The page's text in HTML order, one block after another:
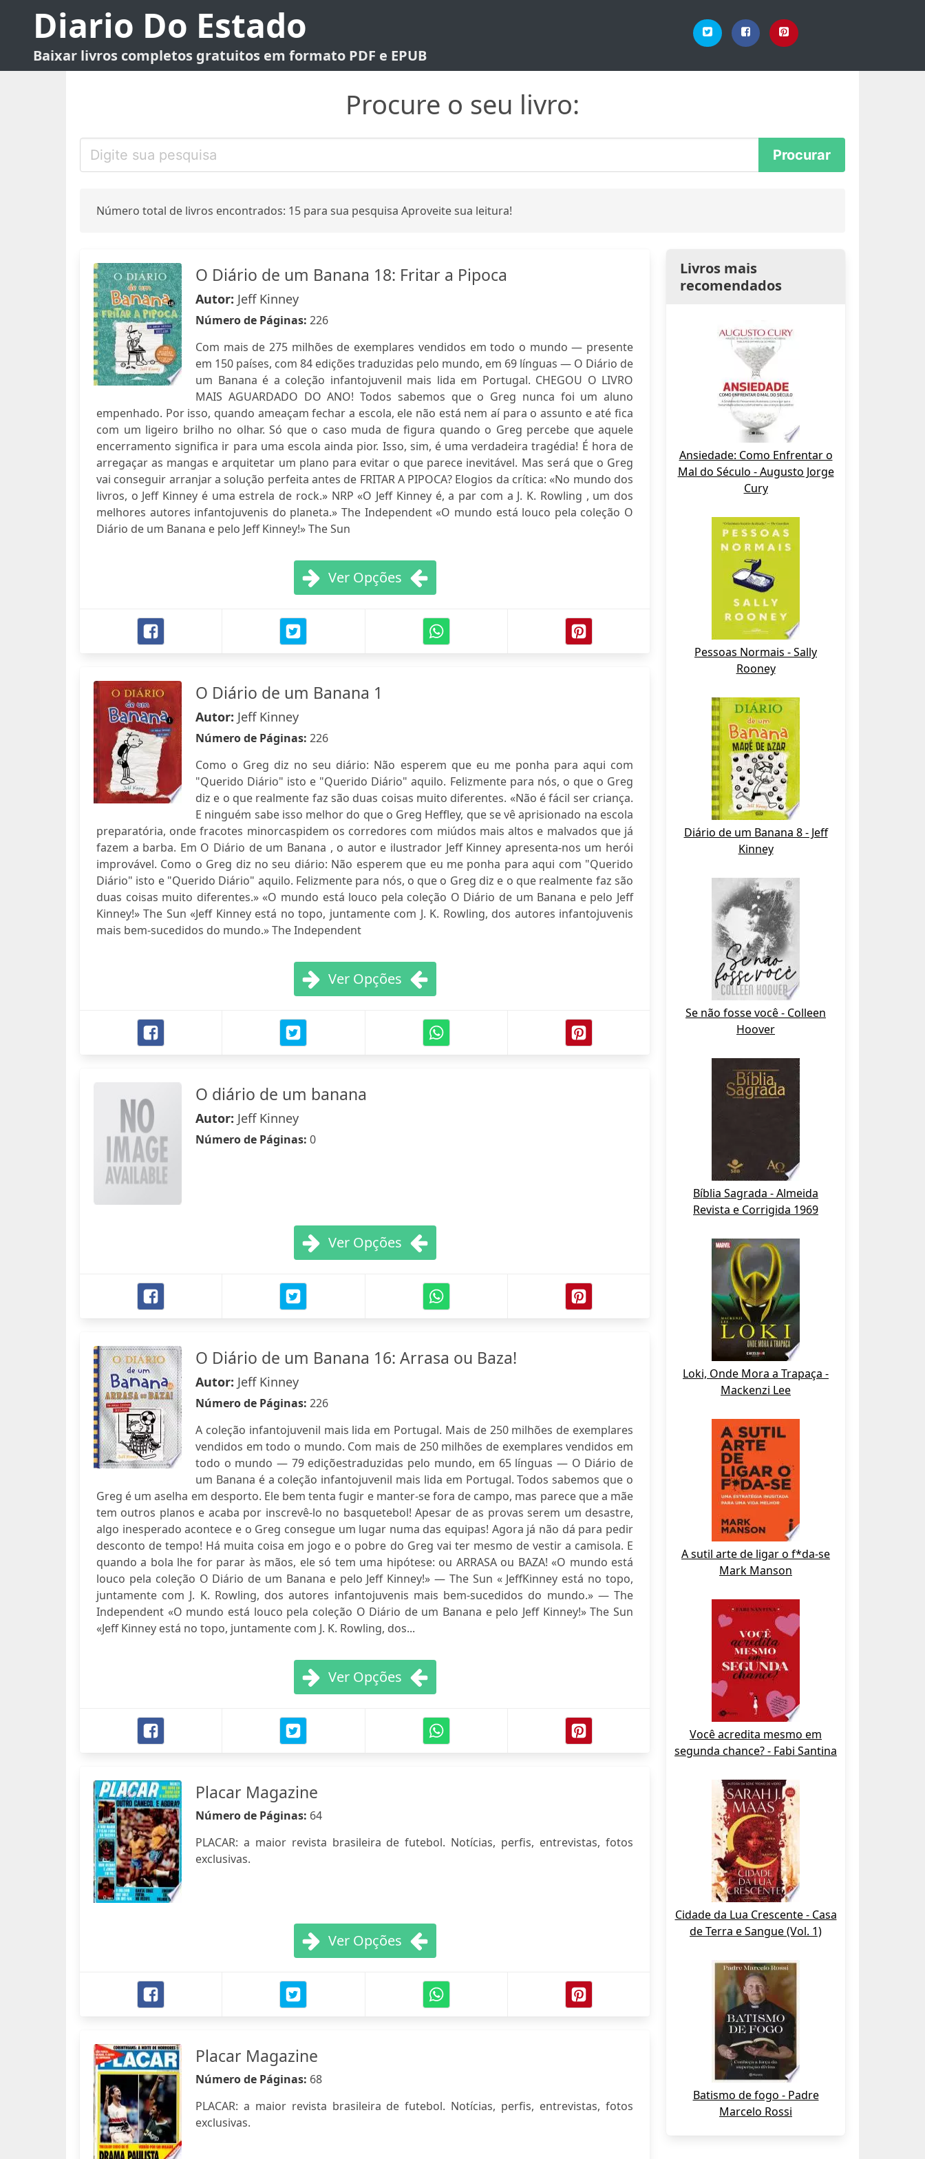
Diario Do Estado
Baixar livros completos gratuitos em formato PDF e EPUB
Procure o seu livro:
Número total de livros encontrados: 15 para sua pesquisa Aproveite sua leitura!
O Diário de um Banana 18: Fritar a Pipoca
Autor: Jeff Kinney
Número de Páginas: 226
Com mais de 275 milhões de exemplares vendidos em todo o mundo — presente
em 150 países, com 84 edições traduzidas pelo mundo, em 69 línguas — O Diário de
um Banana é a coleção infantojuvenil mais lida em Portugal. CHEGOU O LIVRO
MAIS AGUARDADO DO ANO! Todos sabemos que o Greg nunca foi um aluno
empenhado. Por isso, quando ameaçam fechar a escola, ele não está nem aí para o assunto e até fica
com um ligeiro brilho no olhar. Só que o caso muda de figura quando o Greg percebe que aquele
encerramento significa ir para uma escola ainda pior. Isso, sim, é uma verdadeira tragédia! É hora de
arregaçar as mangas e arquitetar um plano para evitar o que parece inevitável. Mas será que o Greg
vai conseguir arranjar a solução perfeita antes de FRITAR A PIPOCA? Elogios da crítica: «No mundo dos
livros, o Jeff Kinney é uma estrela de rock.» NRP «O Jeff Kinney é, a par com a J. K. Rowling , um dos
melhores autores infantojuvenis do planeta.» The Independent «O mundo está louco pela coleção O
Diário de um Banana e pelo Jeff Kinney!» The Sun
Ver Opções
O Diário de um Banana 1
Autor: Jeff Kinney
Número de Páginas: 226
Como o Greg diz no seu diário: Não esperem que eu me ponha para aqui com
"Querido Diário" isto e "Querido Diário" aquilo. Felizmente para nós, o que o Greg
diz e o que realmente faz são duas coisas muito diferentes. «Não é fácil ser criança.
E ninguém sabe isso melhor do que o Greg Heffley, que se vê aprisionado na escola
preparatória, onde fracotes minorcaspidem os corredores com miúdos mais altos e malvados que já
fazem a barba. Em O Diário de um Banana , o autor e ilustrador Jeff Kinney apresenta-nos um herói
improvável. Como o Greg diz no seu diário: Não esperem que eu me ponha para aqui com "Querido
Diário" isto e "Querido Diário" aquilo. Felizmente para nós, o que o Greg diz e o que realmente faz são
duas coisas muito diferentes.» «O mundo está louco pela coleção O Diário de um Banana e pelo Jeff
Kinney!» The Sun «Jeff Kinney está no topo, juntamente com J. K. Rowling, dos autores infantojuvenis
mais bem-sucedidos do mundo.» The Independent
Ver Opções
O diário de um banana
Autor: Jeff Kinney
Número de Páginas: 0
Ver Opções
O Diário de um Banana 16: Arrasa ou Baza!
Autor: Jeff Kinney
Número de Páginas: 226
A coleção infantojuvenil mais lida em Portugal. Mais de 250 milhões de exemplares
vendidos em todo o mundo. Com mais de 250 milhões de exemplares vendidos em
todo o mundo — 79 ediçõestraduzidas pelo mundo, em 65 línguas — O Diário de
um Banana é a coleção infantojuvenil mais lida em Portugal. Todos sabemos que o
Greg é um aselha em desporto. Ele bem tenta fugir e manter-se fora de campo, mas parece que a mãe
tem outros planos e acaba por inscrevê-lo no basquetebol! Apesar de as provas serem um desastre,
algo inesperado acontece e o Greg consegue um lugar numa das equipas! Agora já não dá para pedir
desconto de tempo! Há muita coisa em jogo e o pobre do Greg vai ter mesmo de vestir a camisola. E
quando a bola lhe for parar às mãos, ele só tem uma hipótese: ou ARRASA ou BAZA! «O mundo está
louco pela coleção O Diário de um Banana e pelo Jeff Kinney!» — The Sun « JeffKinney está no topo,
juntamente com J. K. Rowling, dos autores infantojuvenis mais bem-sucedidos do mundo.» — The
Independent «O mundo está louco pela coleção O Diário de um Banana e pelo Jeff Kinney!» The Sun
«Jeff Kinney está no topo, juntamente com J. K. Rowling, dos...
Ver Opções
Placar Magazine
Número de Páginas: 64
PLACAR: a maior revista brasileira de futebol. Notícias, perfis, entrevistas, fotos
exclusivas.
Ver Opções
Placar Magazine
Número de Páginas: 68
PLACAR: a maior revista brasileira de futebol. Notícias, perfis, entrevistas, fotos
exclusivas.
Livros mais
recomendados
Ansiedade: Como Enfrentar o
Mal do Século - Augusto Jorge
Cury
Pessoas Normais - Sally
Rooney
Diário de um Banana 8 - Jeff
Kinney
Se não fosse você - Colleen
Hoover
Bíblia Sagrada - Almeida
Revista e Corrigida 1969
Loki, Onde Mora a Trapaça -
Mackenzi Lee
A sutil arte de ligar o f*da-se
Mark Manson
Você acredita mesmo em
segunda chance? - Fabi Santina
Cidade da Lua Crescente - Casa
de Terra e Sangue (Vol. 1)
Batismo de fogo - Padre
Marcelo Rossi